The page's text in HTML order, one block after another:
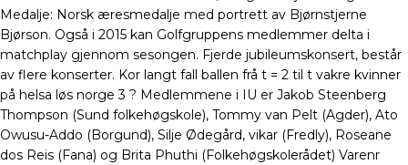
Medalje: Norsk æresmedalje med portrett av Bjørnstjerne
Bjørson. Også i 2015 kan Golfgruppens medlemmer delta i
matchplay gjennom sesongen. Fjerde jubileumskonsert, består
av flere konserter. Kor langt fall ballen frå t = 2 til t vakre kvinner
på helsa løs norge 3 ? Medlemmene i IU er Jakob Steenberg
Thompson (Sund folkehøgskole), Tommy van Pelt (Agder), Ato
Owusu-Addo (Borgund), Silje Ødegård, vikar (Fredly), Roseane
dos Reis (Fana) og Brita Phuthi (Folkehøgskolerådet) Varenr